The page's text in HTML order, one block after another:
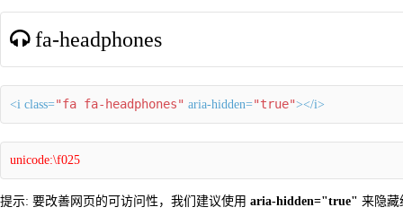
fa-headphones
<i class="fa fa-headphones" aria-hidden="true"></i>
unicode:\f025
提示: 要改善网页的可访问性，我们建议使用 aria-hidden="true" 来隐藏